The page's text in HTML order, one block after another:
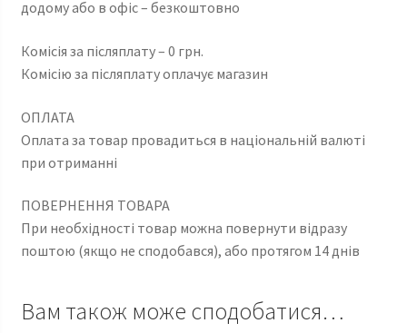
додому або в офіс – безкоштовно
Комісія за післяплату – 0 грн.
Комісію за післяплату оплачує магазин
ОПЛАТА
Оплата за товар провадиться в національній валюті
при отриманні
ПОВЕРНЕННЯ ТОВАРА
При необхідності товар можна повернути відразу
поштою (якщо не сподобався), або протягом 14 днів
Вам також може сподобатися…